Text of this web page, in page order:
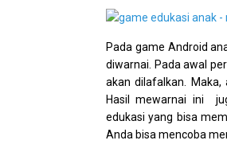
Pada game Android
diwarnai. Pada awal
akan dilafalkan.
Hasil mewarnai ini
edukasi yang bisa
Anda bisa mencoba